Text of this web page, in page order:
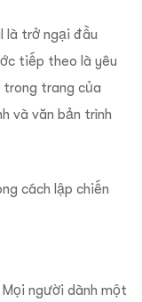
là trở ngại đầu
tiếp theo là yêu
trong trang của
và văn bản trình
cách lập chiến
người dành một